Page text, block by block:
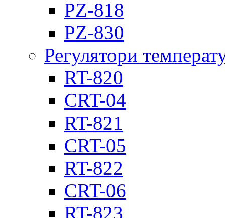
PZ-818
PZ-830
Регулятори
RT-820
CRT-04
RT-821
CRT-05
RT-822
CRT-06
RT-823